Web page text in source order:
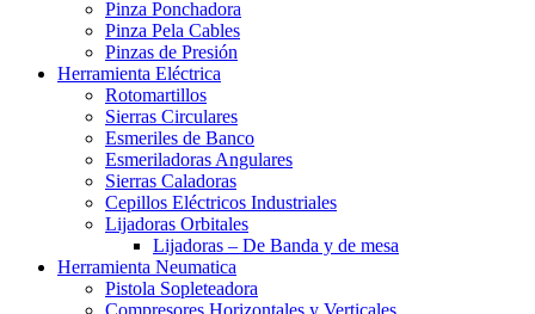
Pinza Ponchadora
Pinza Pela Cables
Pinzas de Presión
Herramienta Eléctrica
Rotomartillos
Sierras Circulares
Esmeriles de Banco
Esmeriladoras Angulares
Sierras Caladoras
Cepillos Eléctricos Industriales
Lijadoras Orbitales
Lijadoras – De Banda y de mesa
Herramienta Neumatica
Pistola Sopleteadora
Compresores Horizontales y Verticales